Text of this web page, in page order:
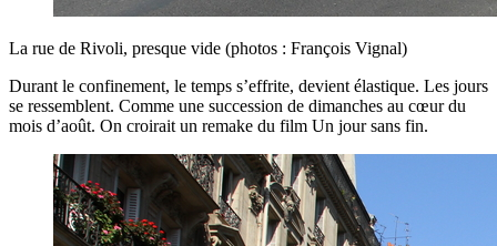
La rue de Rivoli, presque vide (photos : François Vignal)
Durant le confinement, le temps s’effrite, devient élastique. Les jours
se ressemblent. Comme une succession de dimanches au cœur du
mois d’août. On croirait un remake du film Un jour sans fin.